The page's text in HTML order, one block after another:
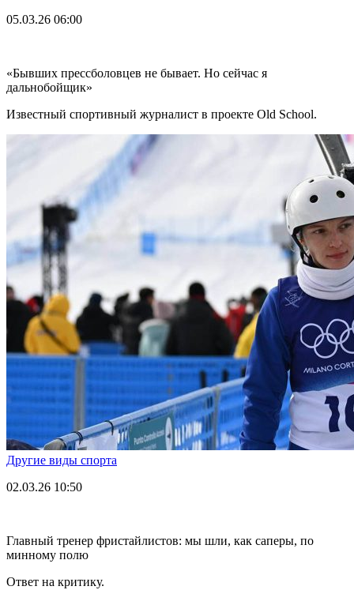
05.03.26 06:00
«Бывших прессболовцев не бывает. Но сейчас я
дальнобойщик»
Известный спортивный журналист в проекте Old School.
Другие виды спорта
02.03.26 10:50
Главный тренер фристайлистов: мы шли, как саперы, по
минному полю
Ответ на критику.